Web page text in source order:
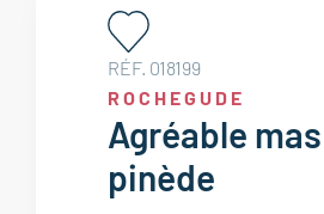
RÉF. 018199
ROCHEGUDE
Agréable
pinède